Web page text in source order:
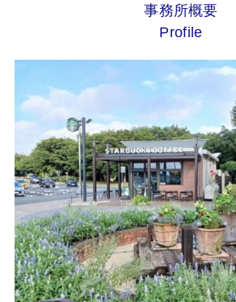
事務所概要
Profile